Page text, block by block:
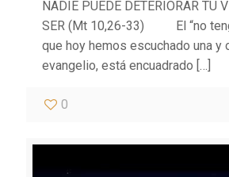
NADIE PUEDE DETERIORAR TU
SER (Mt 10,26-33) El “no
que hoy hemos escuchado una y
evangelio, está encuadrado […]
0